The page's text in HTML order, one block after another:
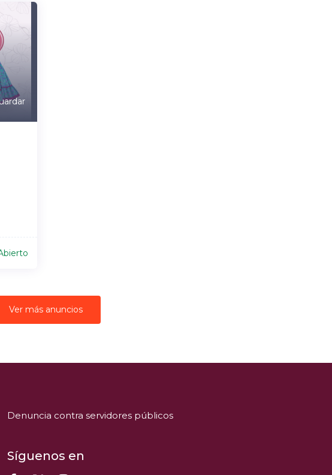
Ver más anuncios
Denuncia contra servidores públicos
Síguenos en